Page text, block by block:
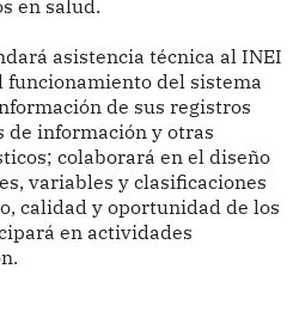
en salud.
asistencia técnica al INEI
del sistema
de sus registros
información y otras
colaborará en el diseño
variables y clasificaciones
calidad y oportunidad de los
en actividades